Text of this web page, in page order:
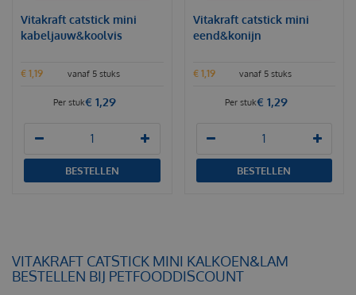
Vitakraft catstick mini
kabeljauw&koolvis
vanaf 5 stuks
€ 1,19
€ 1,29
Per stuk
BESTELLEN
Vitakraft catstick mini
eend&konijn
vanaf 5 stuks
€ 1,19
€ 1,29
Per stuk
BESTELLEN
VITAKRAFT CATSTICK MINI KALKOEN&LAM
BESTELLEN BIJ PETFOODDISCOUNT